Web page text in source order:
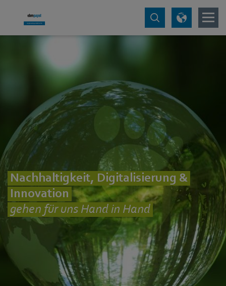
Nachhaltigkeit, Digitalisierung &
Innovation
gehen für uns Hand in Hand